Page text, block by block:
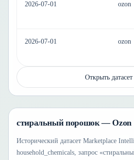
2026-07-01 ozon
2026-07-01 ozon
Открыть датасет
стиральный порошок — Ozon
Исторический датасет Marketplace
household_chemicals, запрос